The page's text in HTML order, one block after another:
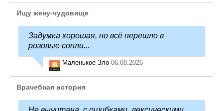
Ищу жену-чудовище
Задумка хорошая, но всё перешло в
розовые сопли...
Маленькое Зло 06.08.2026
Врачебная история